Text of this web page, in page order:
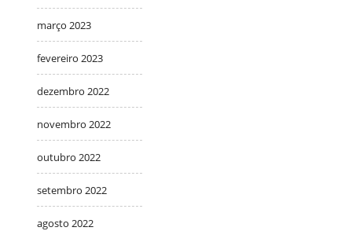
março 2023
fevereiro 2023
dezembro 2022
novembro 2022
outubro 2022
setembro 2022
agosto 2022